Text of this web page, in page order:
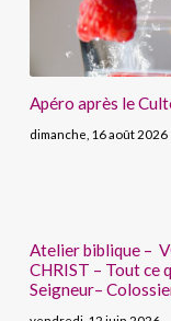
Apéro après le
dimanche, 16 août 2026
Atelier biblique –
CHRIST – Tout ce
Seigneur–